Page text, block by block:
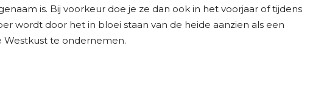
is. Bij voorkeur doe je ze dan ook in het voorjaar of tijdens
wordt door het in bloei staan van de heide aanzien als een
Westkust te ondernemen.